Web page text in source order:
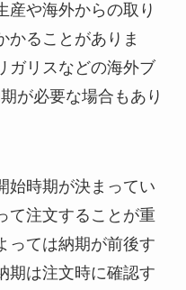
産や海外からの取り
かることがありま
ガリスなどの海外ブ
が必要な場合もあり
始時期が決まってい
て注文することが重
っては納期が前後す
期は注文時に確認す